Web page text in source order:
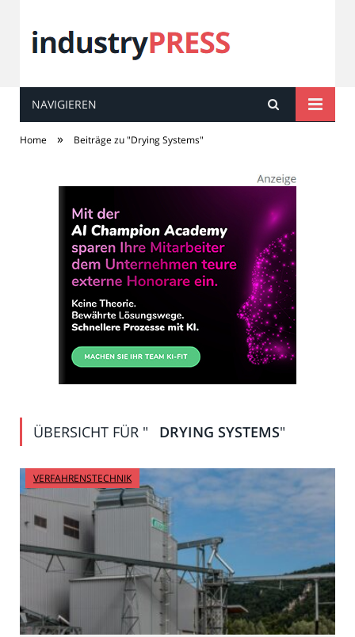
industryPRESS
NAVIGIEREN
Home » Beiträge zu "Drying Systems"
ÜBERSICHT FÜR " DRYING SYSTEMS"
VERFAHRENSTECHNIK